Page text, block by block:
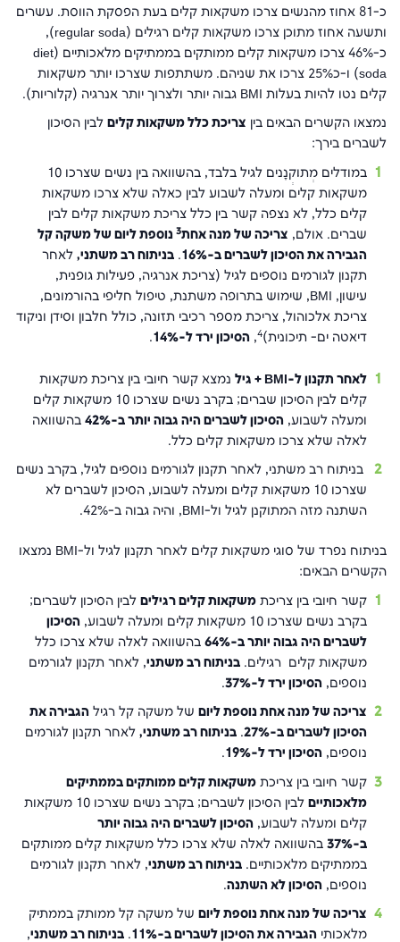
כ-81 אחוז מהנשים צרכו משקאות קלים בעת הפסקת הווסת. עשרים
ותשעה אחוז מתוכן צרכו משקאות קלים רגילים (regular soda
),
כ-46% צרכו משקאות קלים ממותקים בממתיקים מלאכותיים (
diet
soda
) ו-כ25% צרכו את שניהם. משתתפות שצרכו יותר משקאות
קלים נטו להיות בעלות
BMI גבוה יותר ולצרוך יותר אנרגיה (קלוריות).
נמצאו הקשרים הבאים בין צריכת כלל משקאות קלים לבין הסיכון
לשברים בירך:
במודלים מְתוּקְנָנים לגיל בלבד, בהשוואה בין נשים שצרכו 10
משקאות קלים ומעלה לשבוע לבין כאלה שלא צרכו משקאות
קלים כלל, לא נצפה קשר בין כלל צריכת משקאות קלים לבין
שברים. אולם, צריכה של מנה אחת3נוספת ליום של משקה קל
הגבירה את הסיכון לשברים ב-16%
. בניתוח רב משתני,לאחר
תקנון לגורמים נוספים לגיל (צריכת אנרגיה, פעילות גופנית,
עישון,
BMI, שימוש בתרופה משתנת, טיפול חליפי בהורמונים,
צריכת אלכוהול, צריכת מספר רכיבי תזונה, כולל חלבון וסידן וניקוד
דיאטה ים- תיכונית)4
, הסיכון ירד ל-14% .
לאחר תקנון ל- BMI + גילנמצא קשר חיובי בין צריכת משקאות
קלים לבין הסיכון שברים; בקרב נשים שצרכו 10 משקאות קלים
ומעלה לשבוע, הסיכון לשברים היה גבוה יותר ב-42%
בהשוואה
לאלה שלא צרכו משקאות קלים כלל.
בניתוח רב משתני, לאחר תקנון לגורמים נוספים לגיל, בקרב נשים
שצרכו 10 משקאות קלים ומעלה לשבוע, הסיכון לשברים לא
השתנה מזה המתוקנן לגיל ול-BMI, והיה גבוה ב-42%.
בניתוח נפרד של סוגי משקאות קלים לאחר תקנון לגיל ול-BMI נמצאו
הקשרים הבאים:
קשר חיובי בין צריכת משקאות קלים רגיליםלבין הסיכון לשברים;
בקרב נשים שצרכו 10 משקאות קלים ומעלה לשבוע,
הסיכון
לשברים היה גבוה יותר ב-64%
בהשוואה לאלה שלא צרכו כלל
משקאות קלים רגילים. בניתוח רב משתני, לאחר תקנון לגורמים
נוספים, הסיכון ירד ל-37% .
צריכה של מנה אחת נוספת ליוםשל משקה קל רגיל הגבירה את
הסיכון לשברים ב-27%
. בניתוח רב משתני,לאחר תקנון לגורמים
נוספים, הסיכון ירד ל-19% .
קשר חיובי בין צריכת משקאות קלים ממותקים בממתיקים
מלאכותיים
לבין הסיכון לשברים; בקרב נשים שצרכו 10 משקאות
קלים ומעלה לשבוע, הסיכון לשברים היה גבוה יותר
ב-37%
בהשוואה לאלה שלא צרכו כלל משקאות קלים ממותקים
בממתיקים מלאכותיים. בניתוח רב משתני, לאחר תקנון לגורמים
נוספים, הסיכון לא השתנה.
צריכה של מנה אחת נוספת ליוםשל משקה קל ממותק בממתיק
מלאכותי הגבירה את הסיכון לשברים ב-11% . בניתוח רב משתני,